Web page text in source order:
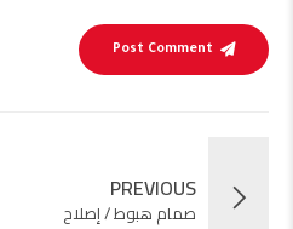
Post Comment
PREVIOUS
صمام هبوط / إصلاح